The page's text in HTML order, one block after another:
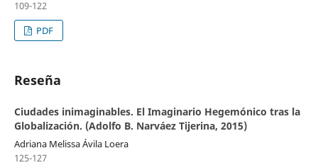
109-122
PDF
Reseña
Ciudades inimaginables. El Imaginario Hegemónico tras la
Globalización. (Adolfo B. Narváez Tijerina, 2015)
Adriana Melissa Ávila Loera
125-127